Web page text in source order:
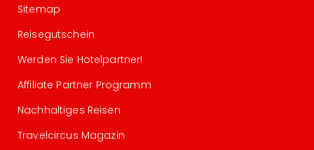
Sitemap
Reisegutschein
Werden Sie Hotelpartner!
Affiliate Partner Programm
Nachhaltiges Reisen
Travelcircus Magazin